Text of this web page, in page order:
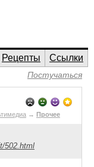
Рецепты
Ссылки
Постучаться
→ Прочее
502.html